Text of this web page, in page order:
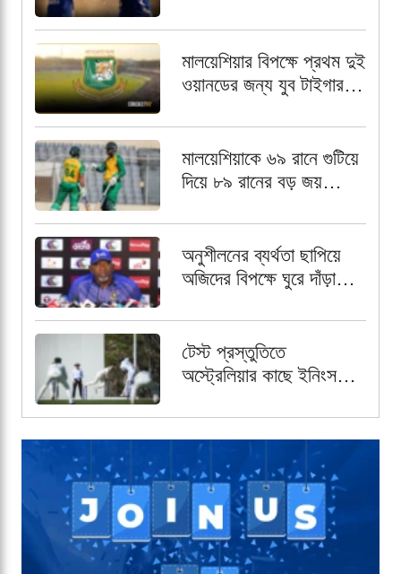
মালয়েশিয়ার বিপক্ষে প্রথম দুই
ওয়ানডের জন্য যুব টাইগার
অধিনায়কের দায়িত্বে আলিন
মালয়েশিয়াকে ৬৯ রানে গুটিয়ে
দিয়ে ৮৯ রানের বড় জয়
অনুশীলনের ব্যর্থতা ছাপিয়ে
অজিদের বিপক্ষে ঘুরে দাঁড়াতে
টেস্ট প্রস্তুতিতে
অস্ট্রেলিয়ার কাছে ইনিংস